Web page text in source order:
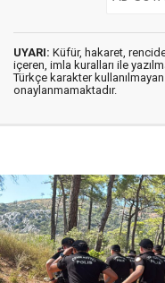
UYARI: Küfür, hakaret,
içeren, imla kuralları ile
Türkçe karakter
onaylanmamaktadır.